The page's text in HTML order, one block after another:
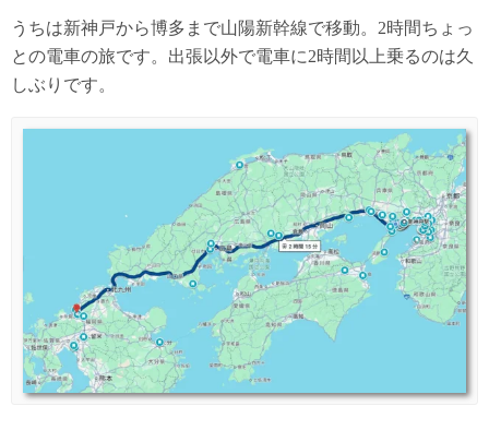
うちは新神戸から博多まで山陽新幹線で移動。2時間ちょっ
との電車の旅です。出張以外で電車に2時間以上乗るのは久
しぶりです。